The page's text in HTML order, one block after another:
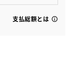
支払総額とは